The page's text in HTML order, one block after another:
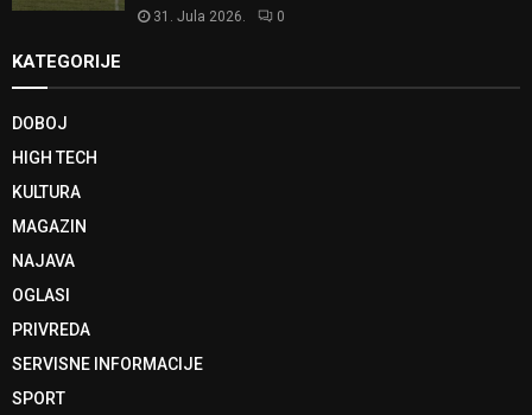
31. Jula 2026. 0
KATEGORIJE
DOBOJ
HIGH TECH
KULTURA
MAGAZIN
NAJAVA
OGLASI
PRIVREDA
SERVISNE INFORMACIJE
SPORT